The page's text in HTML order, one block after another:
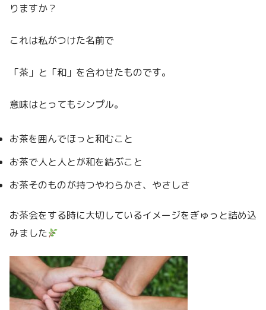
りますか？
これは私がつけた名前で
「茶」と「和」を合わせたものです。
意味はとってもシンプル。
お茶を囲んでほっと和むこと
お茶で人と人とが和を結ぶこと
お茶そのものが持つやわらかさ、やさしさ
お茶会をする時に大切しているイメージをぎゅっと詰め込
みました